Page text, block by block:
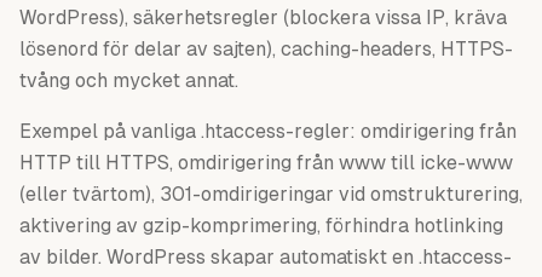
WordPress), säkerhetsregler (blockera vissa IP, kräva
lösenord för delar av sajten), caching-headers, HTTPS-
tvång och mycket annat.
Exempel på vanliga .htaccess-regler: omdirigering från
HTTP till HTTPS, omdirigering från www till icke-www
(eller tvärtom), 301-omdirigeringar vid omstrukturering,
aktivering av gzip-komprimering, förhindra hotlinking
av bilder. WordPress skapar automatiskt en .htaccess-